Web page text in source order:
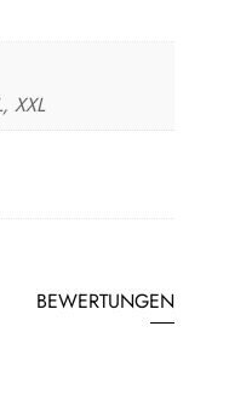
XXL
BEWERTUNGEN